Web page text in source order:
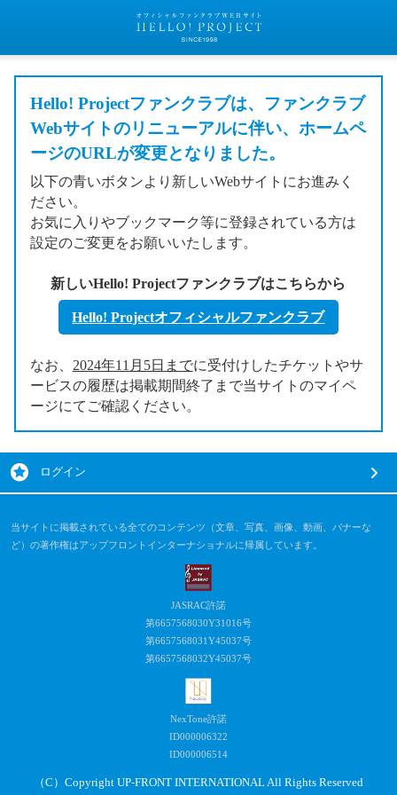
Hello! Projectファンクラブは、ファンクラブ
Webサイトのリニューアルに伴い、ホームペ
ージのURLが変更となりました。
以下の青いボタンより新しいWebサイトにお進みく
ださい。
お気に入りやブックマーク等に登録されている方は
設定のご変更をお願いいたします。
新しいHello! Projectファンクラブはこちらから
Hello! Projectオフィシャルファンクラブ
なお、 2024年11月5日までに受付けしたチケットやサ
ービスの履歴は掲載期間終了まで当サイトのマイペ
ージにてご確認ください。
ログイン
当サイトに掲載されている全てのコンテンツ（文章、写真、画像、動画、バナーな
ど）の著作権はアップフロントインターナショナルに帰属しています。
JASRAC許諾
第6657568030Y31016号
第6657568031Y45037号
第6657568032Y45037号
NexTone許諾
ID000006322
ID000006514
（C）Copyright UP-FRONT INTERNATIONAL All Rights Reserved